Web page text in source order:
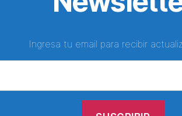
a seis horas de distancia,
Minutos después,
los 25 años.
padre, preso de histeria y
campo rival, fue consolado
Ingresa tu email para recibir